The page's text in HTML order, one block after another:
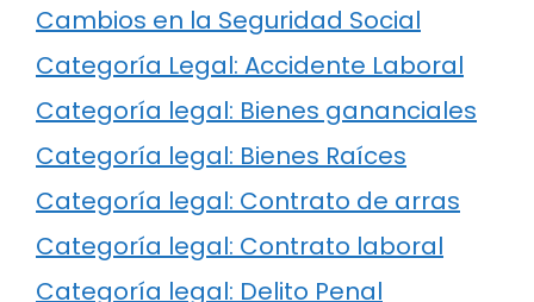
Cambios en la Seguridad Social
Categoría Legal: Accidente Laboral
Categoría legal: Bienes gananciales
Categoría legal: Bienes Raíces
Categoría legal: Contrato de arras
Categoría legal: Contrato laboral
Categoría legal: Delito Penal